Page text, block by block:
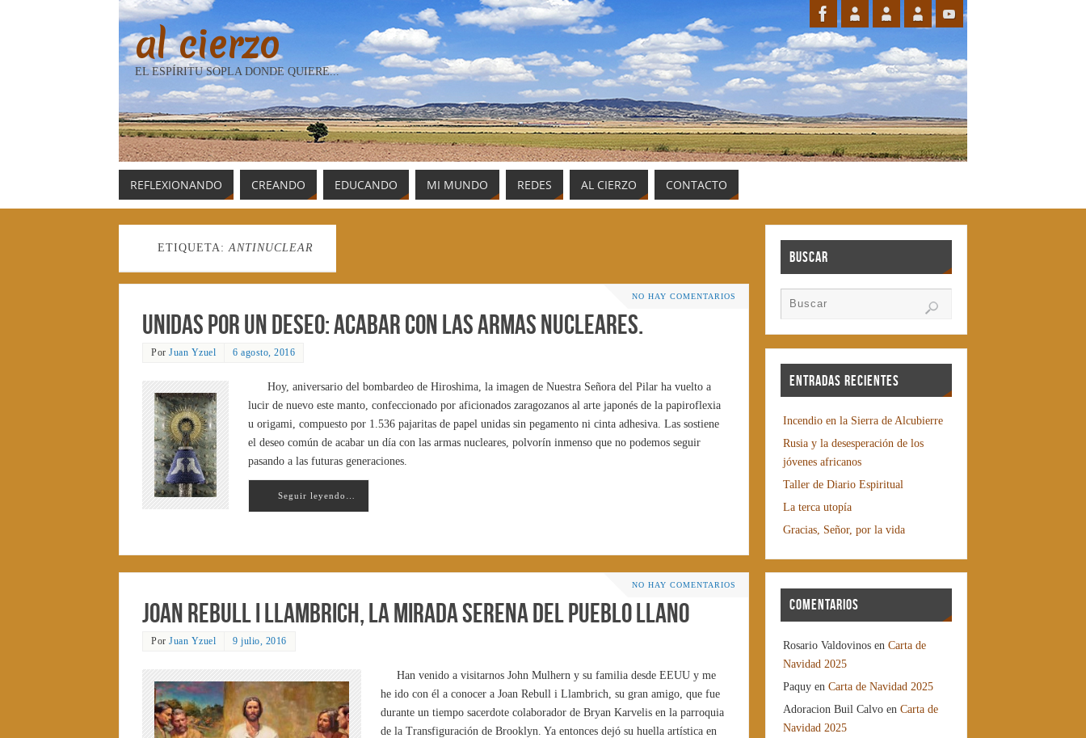
al cierzo
EL ESPÍRITU SOPLA DONDE QUIERE...
REFLEXIONANDO CREANDO EDUCANDO MI MUNDO REDES AL CIERZO CONTACTO
ETIQUETA:ANTINUCLEAR
NO HAY COMENTARIOS
Unidas por un deseo: acabar con las armas nucleares.
Por Juan Yzuel 6 agosto, 2016
Hoy, aniversario del bombardeo de Hiroshima, la imagen de Nuestra Señora del Pilar ha vuelto a
lucir de nuevo este manto, confeccionado por aficionados zaragozanos al arte japonés de la papiroflexia
u origami, compuesto por 1.536 pajaritas de papel unidas sin pegamento ni cinta adhesiva. Las sostiene
el deseo común de acabar un día con las armas nucleares, polvorín inmenso que no podemos seguir
pasando a las futuras generaciones.
Seguir leyendo…
NO HAY COMENTARIOS
Joan Rebull i Llambrich, la mirada serena del pueblo llano
Por Juan Yzuel 9 julio, 2016
Han venido a visitarnos John Mulhern y su familia desde EEUU y me
he ido con él a conocer a Joan Rebull i Llambrich, su gran amigo, que fue
durante un tiempo sacerdote colaborador de Bryan Karvelis en la parroquia
de la Transfiguración de Brooklyn. Ya entonces dejó su huella artística en
Buscar
Entradas recientes
Incendio en la Sierra de Alcubierre
Rusia y la desesperación de los
jóvenes africanos
Taller de Diario Espiritual
La terca utopía
Gracias, Señor, por la vida
Comentarios
Rosario Valdovinos enCarta de
Navidad 2025
Paquy enCarta de Navidad 2025
Adoracion Buil Calvo enCarta de
Navidad 2025